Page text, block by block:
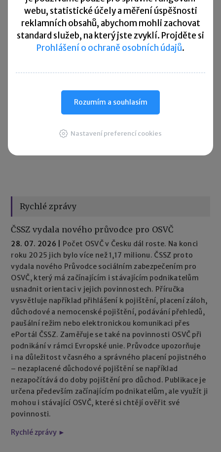
Sdílet:
vyhrazena pro vzájemnou komunikaci čtenářů.
Rychlé zprávy
ČSSZ vydala nového průvodce pro OSVČ
28. 07. 2026
Počet OSVČ v Česku dál roste. Na konci
roku 2025 jich bylo více než 1,17 milionu. ČSSZ proto
vydala nového Průvodce sociálním zabezpečením pro
OSVČ, který má začínajícím i stávajícím podnikatelům
usnadnit orientaci v jejich povinnostech. Příručka
vysvětluje například přihlášení k pojištění, placení záloh,
důchodové a nemocenské pojištění, podávání přehledů,
paušální režim nebo elektronickou komunikaci přes
ePortál ČSSZ. Zaměřuje se také na povinnosti OSVČ při
podnikání v rámci Evropské unie. Průvodce upozorňuje
i na důležitost včasného a správného placení pojistného
– nezaplacené důchodové pojištění se například
nezapočítává do doby pojištění pro důchod. Publikace je
určena především začínajícím podnikatelům, ale využít ji
mohou i stávající OSVČ, které si chtějí ověřit své
povinnosti.
Rychlé zprávy ►
webu, statistické účely a měření úspěšnosti
reklamních obsahů, abychom mohli zachovat
standard služeb, na který jste zvyklí. Projděte si
Prohlášení o ochraně osobních údajů.
Rozumím a souhlasím
Nastavení preferencí cookies